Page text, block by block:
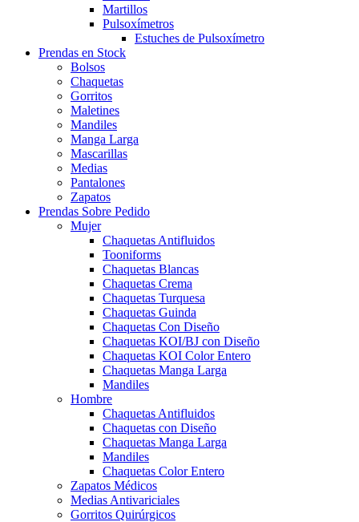
Martillos
Pulsoxímetros
Estuches de Pulsoxímetro
Prendas en Stock
Bolsos
Chaquetas
Gorritos
Maletines
Mandiles
Manga Larga
Mascarillas
Medias
Pantalones
Zapatos
Prendas Sobre Pedido
Mujer
Chaquetas Antifluidos
Tooniforms
Chaquetas Blancas
Chaquetas Crema
Chaquetas Turquesa
Chaquetas Guinda
Chaquetas Con Diseño
Chaquetas KOI/BJ con Diseño
Chaquetas KOI Color Entero
Chaquetas Manga Larga
Mandiles
Hombre
Chaquetas Antifluidos
Chaquetas con Diseño
Chaquetas Manga Larga
Mandiles
Chaquetas Color Entero
Zapatos Médicos
Medias Antivariciales
Gorritos Quirúrgicos